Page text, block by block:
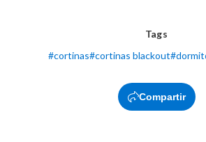
Tags
#cortinas#cortinas blackout#
Compartir